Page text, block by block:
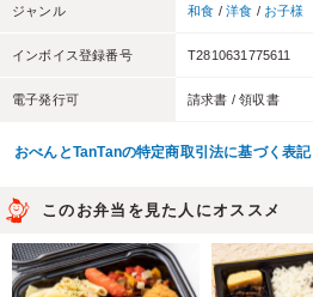
ジャンル 和食 / 洋食 / お子様
インボイス登録番号 T2810631775611
電子発行可 請求書 / 領収書
おべんとTanTanの特定商取引法に基づく表記
このお弁当を見た人にオススメ